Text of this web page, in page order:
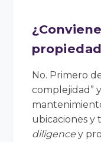
No. Primero
complejidad”
ubicaciones y
diligence y